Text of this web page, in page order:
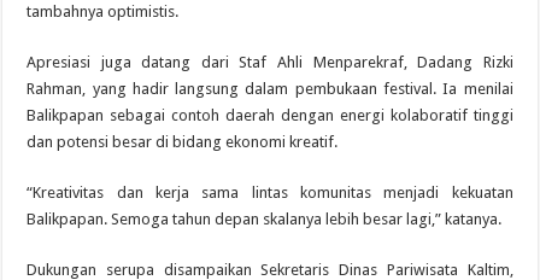
tambahnya optimistis.
Apresiasi juga datang dari Staf Ahli Menparekraf, Dadang Rizki
Rahman, yang hadir langsung dalam pembukaan festival. Ia menilai
Balikpapan sebagai contoh daerah dengan energi kolaboratif tinggi
dan potensi besar di bidang ekonomi kreatif.
“Kreativitas dan kerja sama lintas komunitas menjadi kekuatan
Balikpapan. Semoga tahun depan skalanya lebih besar lagi,” katanya.
Dukungan serupa disampaikan Sekretaris Dinas Pariwisata Kaltim,